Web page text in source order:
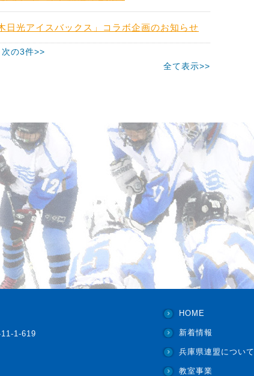
日光アイスバックス」コラボ企画のお知らせ
次の3件>>
全て表示>>
1-619
HOME
新着情報
兵庫県連盟について
教室事業